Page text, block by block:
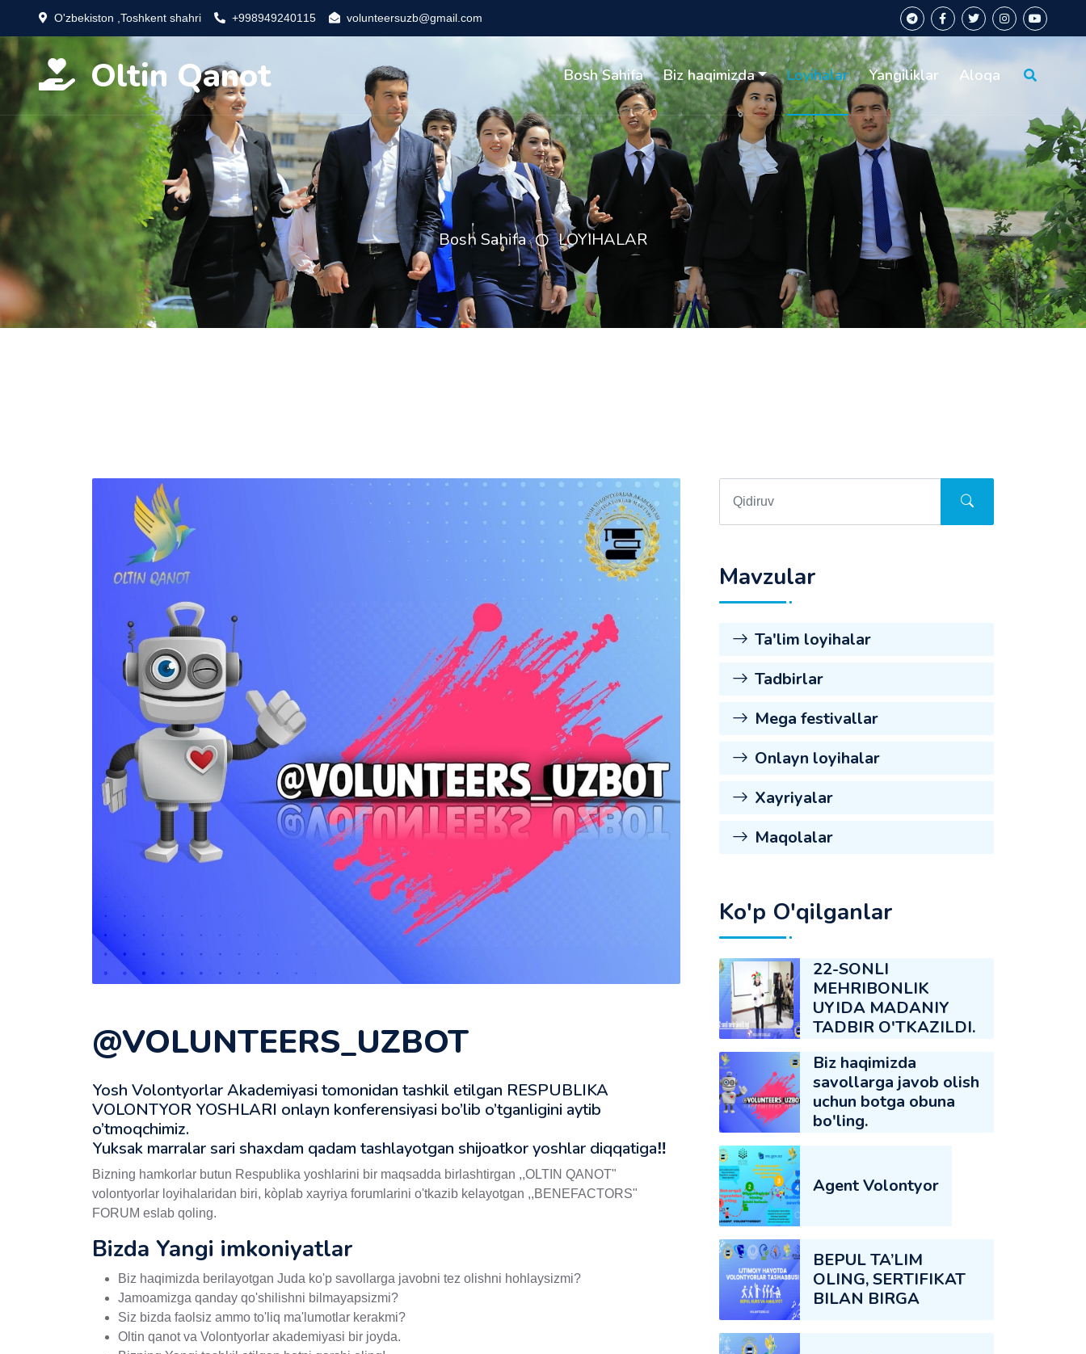
O'zbekiston ,Toshkent shahri +998949240115 volunteersuzb@gmail.com
Oltin Qanot Bosh Sahifa Biz haqimizda Loyihalar Yangiliklar Aloqa
Bosh Sahifa LOYIHALAR
@VOLUNTEERS_UZBOT
Yosh Volontyorlar Akademiyasi tomonidan tashkil etilgan RESPUBLIKA
VOLONTYOR YOSHLARI onlayn konferensiyasi bo’lib o’tganligini aytib
o’tmoqchimiz.
Yuksak marralar sari shaxdam qadam tashlayotgan shijoatkor yoshlar diqqatiga‼️
Bizning hamkorlar butun Respublika yoshlarini bir maqsadda birlashtirgan ,,OLTIN QANOT"
volontyorlar loyihalaridan biri, kòplab xayriya forumlarini o'tkazib kelayotgan ,,BENEFACTORS"
FORUM eslab qoling.
Bizda Yangi imkoniyatlar
Biz haqimizda berilayotgan Juda ko'p savollarga javobni tez olishni hohlaysizmi?
Jamoamizga qanday qo'shilishni bilmayapsizmi?
Siz bizda faolsiz ammo to'liq ma'lumotlar kerakmi?
Oltin qanot va Volontyorlar akademiyasi bir joyda.
Mavzular
Ta'lim loyihalar
Tadbirlar
Mega festivallar
Onlayn loyihalar
Xayriyalar
Maqolalar
Ko'p O'qilganlar
22-SONLI
MEHRIBONLIK
UYIDA MADANIY
TADBIR O'TKAZILDI.
Biz haqimizda
savollarga javob olish
uchun botga obuna
bo'ling.
Agent Volontyor
BEPUL TA’LIM
OLING, SERTIFIKAT
BILAN BIRGA